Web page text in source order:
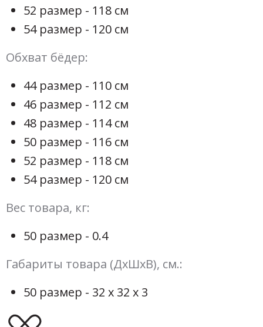
52 размер - 118 см
54 размер - 120 см
Обхват бёдер:
44 размер - 110 см
46 размер - 112 см
48 размер - 114 см
50 размер - 116 см
52 размер - 118 см
54 размер - 120 см
Вес товара, кг:
50 размер - 0.4
Габариты товара (ДхШхВ), см.:
50 размер - 32 х 32 х 3